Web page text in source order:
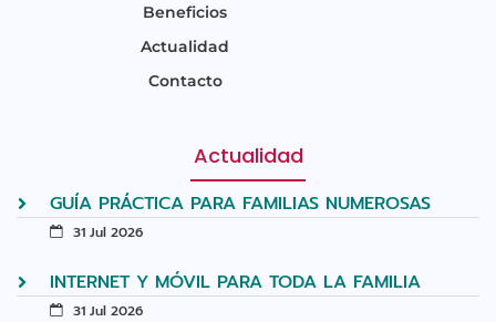
Beneficios
Actualidad
Contacto
Actualidad
GUÍA PRÁCTICA PARA FAMILIAS NUMEROSAS
31 Jul 2026
INTERNET Y MÓVIL PARA TODA LA FAMILIA
31 Jul 2026